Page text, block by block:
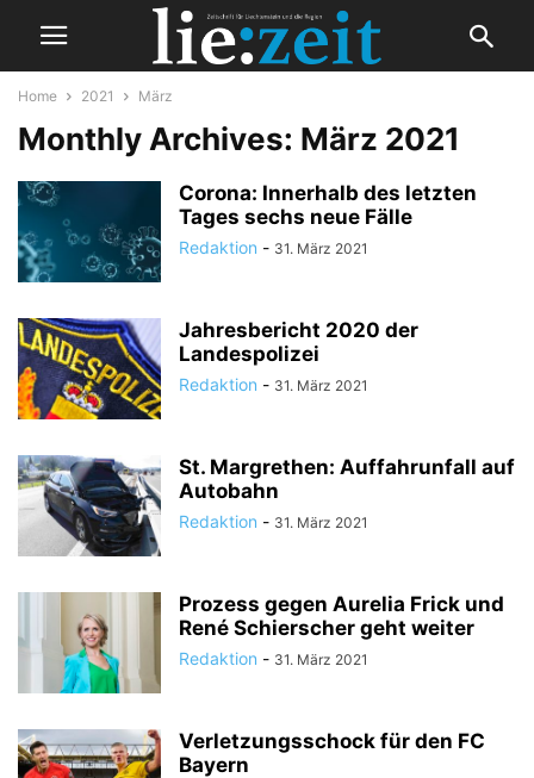
Home 2021 März
Monthly Archives: März 2021
Corona: Innerhalb des letzten
Tages sechs neue Fälle
Redaktion - 31. März 2021
Jahresbericht 2020 der
Landespolizei
Redaktion - 31. März 2021
St. Margrethen: Auffahrunfall auf
Autobahn
Redaktion - 31. März 2021
Prozess gegen Aurelia Frick und
René Schierscher geht weiter
Redaktion - 31. März 2021
Verletzungsschock für den FC
Bayern